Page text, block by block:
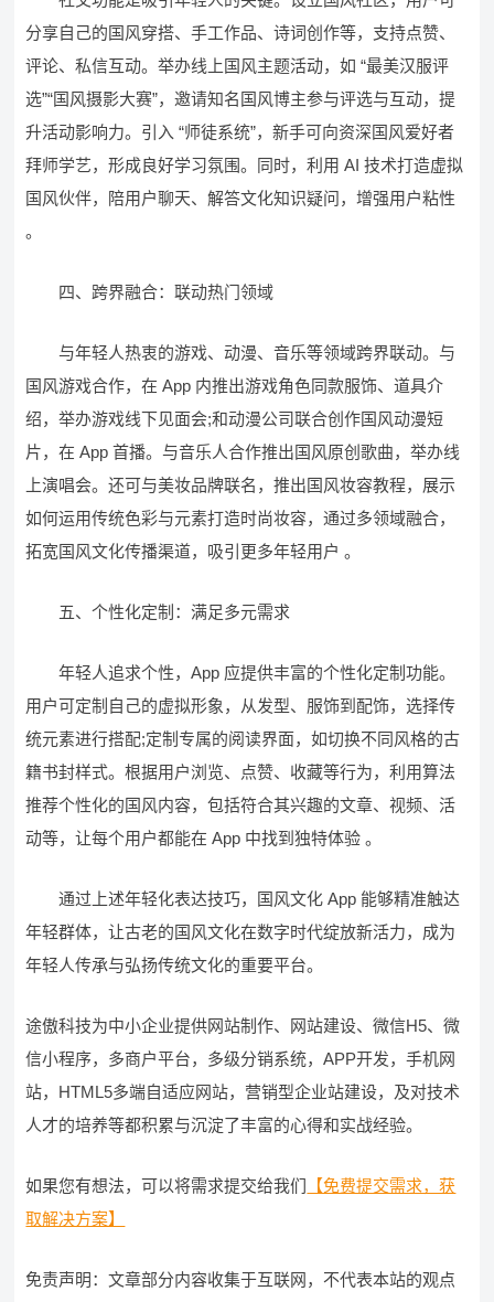
分享自己的国风穿搭、手工作品、诗词创作等，支持点赞、
评论、私信互动。举办线上国风主题活动，如 “最美汉服评
选”“国风摄影大赛”，邀请知名国风博主参与评选与互动，提
升活动影响力。引入 “师徒系统”，新手可向资深国风爱好者
拜师学艺，形成良好学习氛围。同时，利用 AI 技术打造虚拟
国风伙伴，陪用户聊天、解答文化知识疑问，增强用户粘性
。​
四、跨界融合：联动热门领域​
与年轻人热衷的游戏、动漫、音乐等领域跨界联动。与
国风游戏合作，在 App 内推出游戏角色同款服饰、道具介
绍，举办游戏线下见面会;和动漫公司联合创作国风动漫短
片，在 App 首播。与音乐人合作推出国风原创歌曲，举办线
上演唱会。还可与美妆品牌联名，推出国风妆容教程，展示
如何运用传统色彩与元素打造时尚妆容，通过多领域融合，
拓宽国风文化传播渠道，吸引更多年轻用户 。​
五、个性化定制：满足多元需求​
年轻人追求个性，App 应提供丰富的个性化定制功能。
用户可定制自己的虚拟形象，从发型、服饰到配饰，选择传
统元素进行搭配;定制专属的阅读界面，如切换不同风格的古
籍书封样式。根据用户浏览、点赞、收藏等行为，利用算法
推荐个性化的国风内容，包括符合其兴趣的文章、视频、活
动等，让每个用户都能在 App 中找到独特体验 。​
通过上述年轻化表达技巧，国风文化 App 能够精准触达
年轻群体，让古老的国风文化在数字时代绽放新活力，成为
年轻人传承与弘扬传统文化的重要平台。
途傲科技为中小企业提供网站制作、网站建设、微信H5、微
信小程序，多商户平台，多级分销系统，APP开发，手机网
站，HTML5多端自适应网站，营销型企业站建设，及对技术
人才的培养等都积累与沉淀了丰富的心得和实战经验。
如果您有想法，可以将需求提交给我们
【免费提交需求，获
取解决方案】
免责声明：文章部分内容收集于互联网，不代表本站的观点